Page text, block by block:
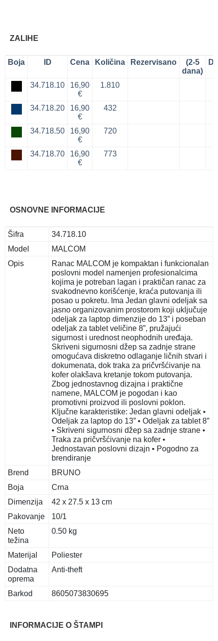
ZALIHE
Boja ID Cena Količina Rezervisano
(2-5
dana)
34.718.10
16,90
€
1.810
34.718.20
16,90
€
432
34.718.50
16,90
€
720
34.718.70
16,90
€
773
OSNOVNE INFORMACIJE
Šifra
34.718.10
Model
MALCOM
Opis
Ranac MALCOM je kompaktan i funkcionalan
poslovni model namenjen profesionalcima
kojima je potreban lagan i praktičan ranac za
svakodnevno korišćenje, kraća putovanja ili
posao u pokretu. Ima Jedan glavni odeljak sa
jasno organizovanim prostorom koji uključuje
odeljak za laptop dimenzije do 13” i poseban
odeljak za tablet veličine 8”, pružajući
sigurnost i urednost neophodnih uređaja.
Skriveni sigurnosni džep sa zadnje strane
omogućava diskretno odlaganje ličnih stvari i
dokumenata, dok traka za pričvršćivanje na
kofer olakšava kretanje tokom putovanja.
Zbog jednostavnog dizajna i praktične
namene, MALCOM je pogodan i kao
promotivni proizvod ili poslovni poklon.
Ključne karakteristike: Jedan glavni odeljak •
Odeljak za laptop do 13” • Odeljak za tablet 8”
• Skriveni sigurnosni džep sa zadnje strane •
Traka za pričvršćivanje na kofer •
Jednostavan poslovni dizajn • Pogodno za
brendiranje
Brend
BRUNO
Boja
Crna
Dimenzija
42 x 27.5 x 13 cm
Pakovanje
10/1
Neto
težina
0.50 kg
Materijal
Poliester
Dodatna
oprema
Anti-theft
Barkod 8605073830695
INFORMACIJE O ŠTAMPI